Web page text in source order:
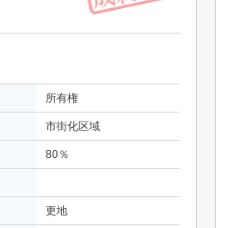
所有権
市街化区域
80％
更地